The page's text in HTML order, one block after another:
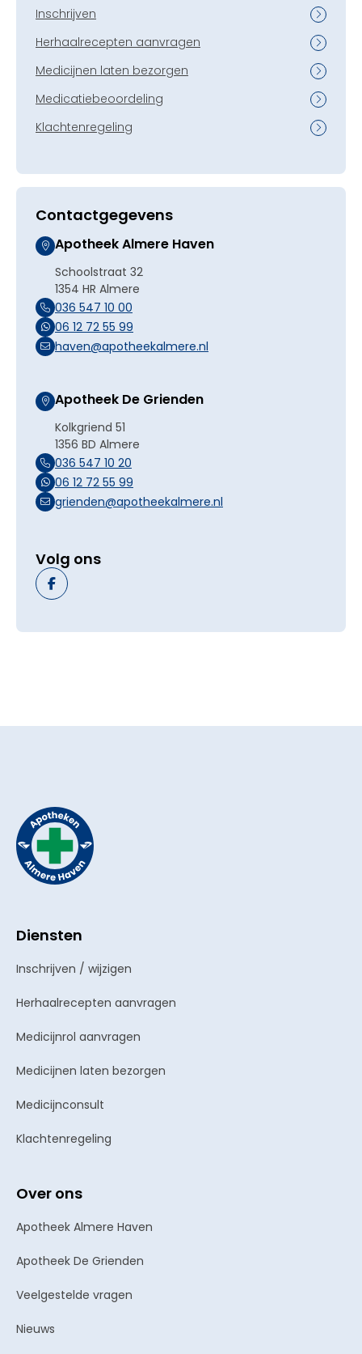
Inschrijven
Herhaalrecepten aanvragen
Medicijnen laten bezorgen
Medicatiebeoordeling
Klachtenregeling
Contactgegevens
Apotheek Almere Haven
Schoolstraat 32
1354 HR Almere
036 547 10 00
06 12 72 55 99
haven@apotheekalmere.nl
Apotheek De Grienden
Kolkgriend 51
1356 BD Almere
036 547 10 20
06 12 72 55 99
grienden@apotheekalmere.nl
Volg ons
Diensten
Inschrijven / wijzigen
Herhaalrecepten aanvragen
Medicijnrol aanvragen
Medicijnen laten bezorgen
Medicijnconsult
Klachtenregeling
Over ons
Apotheek Almere Haven
Apotheek De Grienden
Veelgestelde vragen
Nieuws